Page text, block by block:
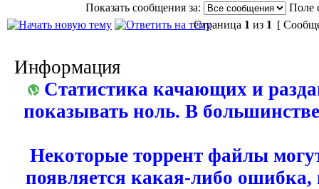
Показать сообщения за:
Поле
Страница 1 из 1 [
Информация
Статистика качающих и
показывать ноль. В
Некоторые торрент файлы
появляется какая-либо